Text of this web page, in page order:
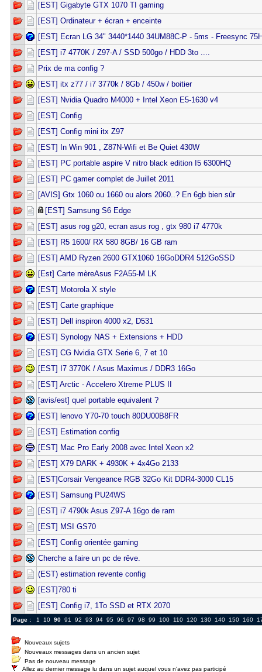
[EST] Gigabyte GTX 1070 TI gaming
[EST] Ordinateur + écran + enceinte
[EST] Ecran LG 34" 3440*1440 34UM88C-P - 5ms - Freesync
[EST] i7 4770K / Z97-A / SSD 500go / HDD 3to ....
Prix de ma config ?
[EST] itx z77 / i7 3770k / 8Gb / 450w / boitier
[EST] Nvidia Quadro M4000 + Intel Xeon E5-1630 v4
[EST] Config
[EST] Config mini itx Z97
[EST] In Win 901 , Z87N-Wifi et Be Quiet 430W
[EST] PC portable aspire V nitro black edition I5 6300HQ
[EST] PC gamer complet de Juillet 2011
[AVIS] Gtx 1060 ou 1660 ou alors 2060..? En 6gb bien sûr
[EST] Samsung S6 Edge
[EST] asus rog g20, ecran asus rog , gtx 980 i7 4770k
[EST] R5 1600/ RX 580 8GB/ 16 GB ram
[EST] AMD Ryzen 2600 GTX1060 16GoDDR4 512GoSSD
[Est] Carte mèreAsus F2A55-M LK
[EST] Motorola X style
[EST] Carte graphique
[EST] Dell inspiron 4000 x2, D531
[EST] Synology NAS + Extensions + HDD
[EST] CG Nvidia GTX Serie 6, 7 et 10
[EST] I7 3770K / Asus Maximus / DDR3 16Go
[EST] Arctic - Accelero Xtreme PLUS II
[avis/est] quel portable equivalent ?
[EST] lenovo Y70-70 touch 80DU00B8FR
[EST] Estimation config
[EST] Mac Pro Early 2008 avec Intel Xeon x2
[EST] X79 DARK + 4930K + 4x4Go 2133
[EST]Corsair Vengeance RGB 32Go Kit DDR4-3000 CL15
[EST] Samsung PU24WS
[EST] i7 4790k Asus Z97-A 16go de ram
[EST] MSI GS70
[EST] Config orientée gaming
Cherche a faire un pc de rêve.
(EST) estimation revente config
[EST]780 ti
[EST] Config i7, 1To SSD et RTX 2070
Page : 1 10 90 91 92 93 94 95 96 97 98 99 100 110 120 130 140 150 160
Nouveaux sujets
Nouveaux messages dans un ancien sujet
Pas de nouveau message
Allez au dernier message lu dans un sujet auquel vous n'avez pas participé